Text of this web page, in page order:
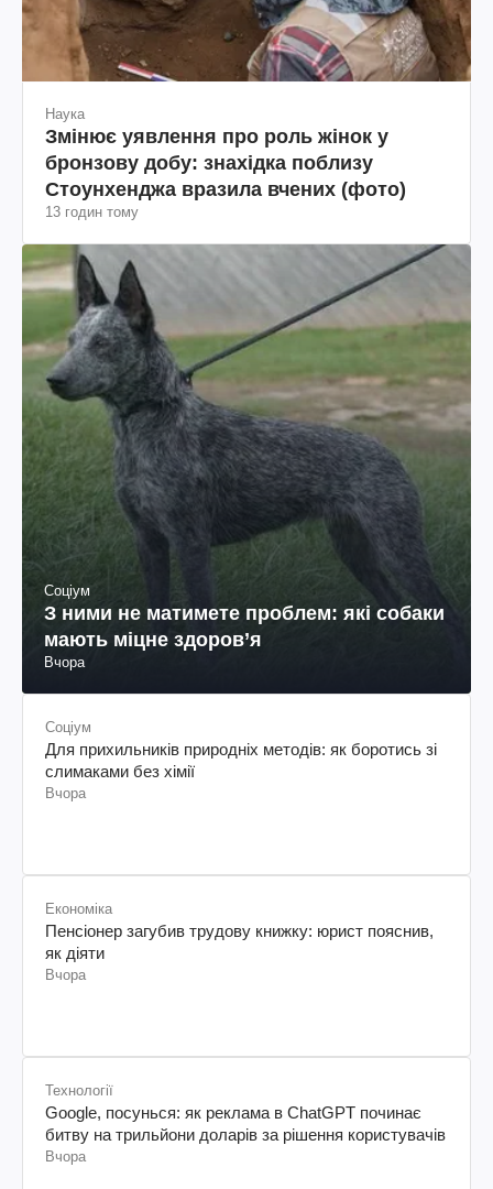
Наука
Змінює уявлення про роль жінок у
бронзову добу: знахідка поблизу
Стоунхенджа вразила вчених (фото)
13 годин тому
Соціум
З ними не матимете проблем: які собаки
мають міцне здоров’я
Вчора
Соціум
Для прихильників природніх методів: як боротись зі
слимаками без хімії
Вчора
Економіка
Пенсіонер загубив трудову книжку: юрист пояснив,
як діяти
Вчора
Технології
Google, посунься: як реклама в ChatGPT починає
битву на трильйони доларів за рішення користувачів
Вчора